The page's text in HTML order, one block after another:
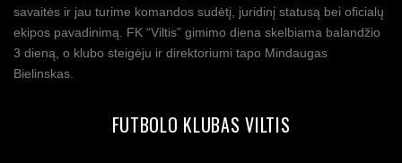
savaitės ir jau turime komandos sudėtį, juridinį statusą bei oficialų
ekipos pavadinimą. FK “Viltis” gimimo diena skelbiama balandžio
3 dieną, o klubo steigėju ir direktoriumi tapo Mindaugas
Bielinskas.
FUTBOLO KLUBAS VILTIS